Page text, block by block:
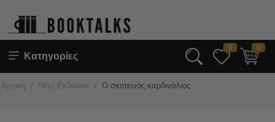
Κατηγορίες
0 0
Αρχική / Νέες Εκδόσεις / Ο σκοτεινός καρδινάλιος